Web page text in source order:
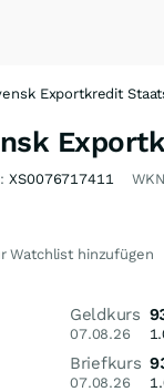
Exportkredit
XS0076717411
Watchlist hinzufügen
Geldkurs
07.08.26
Briefkurs
07.08.26